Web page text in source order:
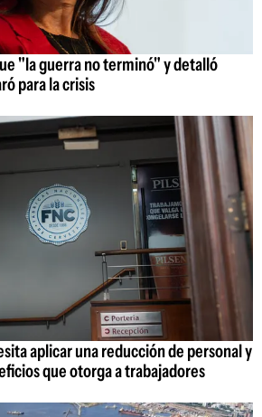
"la guerra no terminó" y detalló
para la crisis
aplicar una reducción de personal y
que otorga a trabajadores